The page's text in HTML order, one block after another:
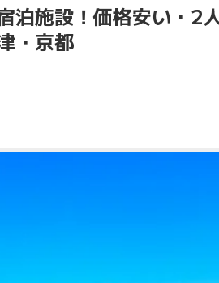
泊施設！価格安い・2
・京都